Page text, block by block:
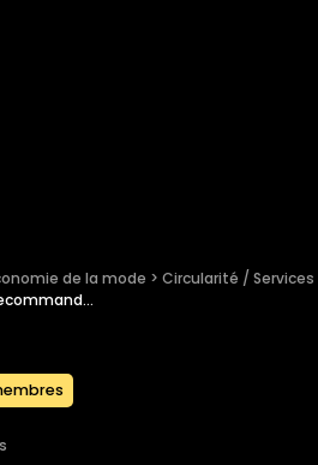
de la mode > Circularité / Services
La FMC publie ses recommandations pour une mode circulaire à l’échelle de l’UE